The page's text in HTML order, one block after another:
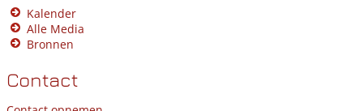
Kalender
Alle Media
Bronnen
Contact